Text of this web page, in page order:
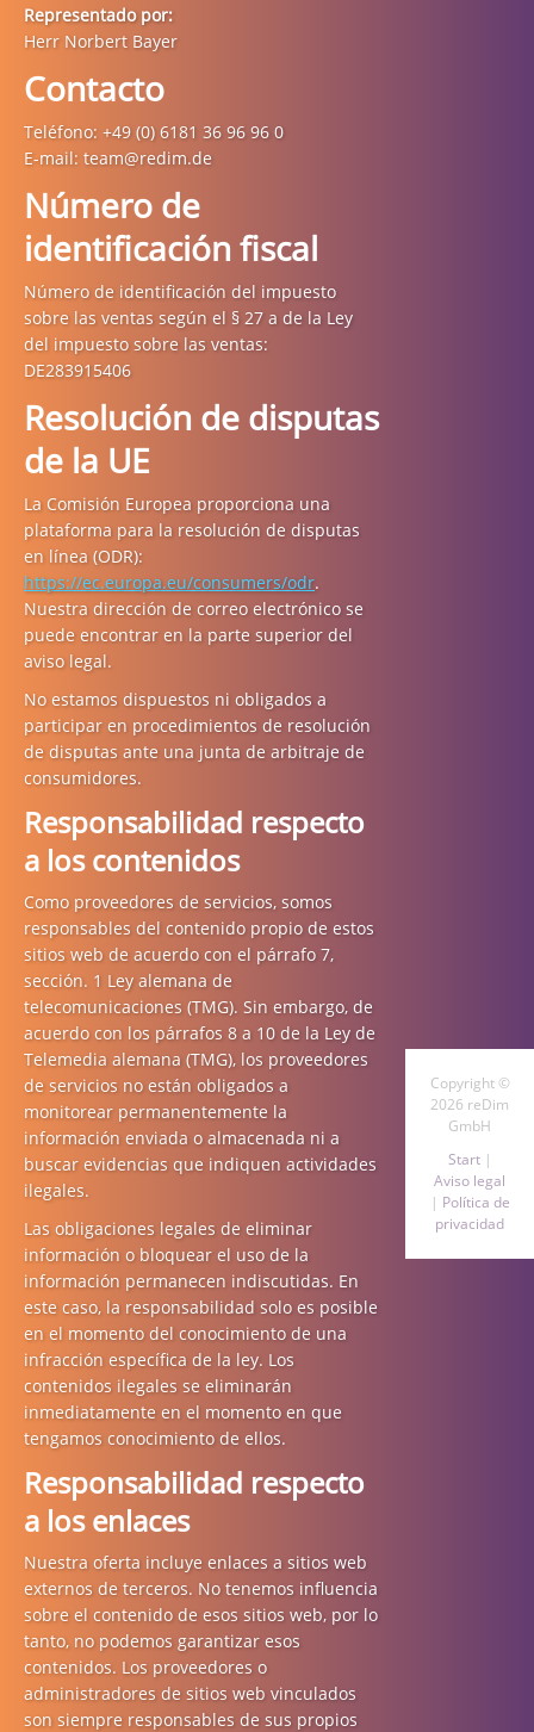
Representado por:
Herr Norbert Bayer
Contacto
Teléfono: +49 (0) 6181 36 96 96 0
E-mail: team@redim.de
Número de
identificación fiscal
Número de identificación del impuesto
sobre las ventas según el § 27 a de la Ley
del impuesto sobre las ventas:
DE283915406
Resolución de disputas
de la UE
La Comisión Europea proporciona una
plataforma para la resolución de disputas
en línea (ODR):
https://ec.europa.eu/consumers/odr.
Nuestra dirección de correo electrónico se
puede encontrar en la parte superior del
aviso legal.
No estamos dispuestos ni obligados a
participar en procedimientos de resolución
de disputas ante una junta de arbitraje de
consumidores.
Responsabilidad respecto
a los contenidos
Como proveedores de servicios, somos
responsables del contenido propio de estos
sitios web de acuerdo con el párrafo 7,
sección. 1 Ley alemana de
telecomunicaciones (TMG). Sin embargo, de
acuerdo con los párrafos 8 a 10 de la Ley de
Telemedia alemana (TMG), los proveedores
de servicios no están obligados a
monitorear permanentemente la
información enviada o almacenada ni a
buscar evidencias que indiquen actividades
ilegales.
Las obligaciones legales de eliminar
información o bloquear el uso de la
información permanecen indiscutidas. En
este caso, la responsabilidad solo es posible
en el momento del conocimiento de una
infracción específica de la ley. Los
contenidos ilegales se eliminarán
inmediatamente en el momento en que
tengamos conocimiento de ellos.
Responsabilidad respecto
a los enlaces
Nuestra oferta incluye enlaces a sitios web
externos de terceros. No tenemos influencia
sobre el contenido de esos sitios web, por lo
tanto, no podemos garantizar esos
contenidos. Los proveedores o
administradores de sitios web vinculados
son siempre responsables de sus propios
Copyright ©
2026 reDim
GmbH
Start|
Aviso legal
| Política de
privacidad